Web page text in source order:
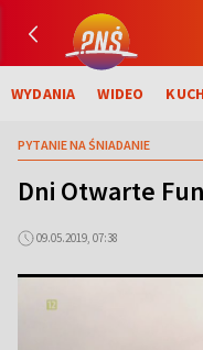
WYDANIA WIDEO
PYTANIE NA ŚNIADANIE
Dni Otwarte
09.05.2019, 07:38